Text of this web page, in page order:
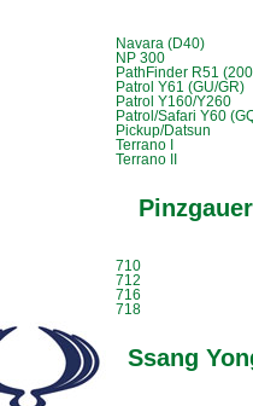
Navara (D40)
NP 300
PathFinder R51
Patrol Y61 (GU/GR)
Patrol Y160/Y260
Patrol/Safari Y60
Pickup/Datsun
Terrano I
Terrano II
Pinzgauer
710
712
716
718
Ssang